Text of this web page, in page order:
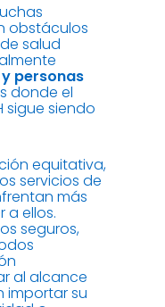
obstáculos
salud
personas
donde el
sigue siendo
equitativa,
servicios de
más
a ellos.
seguros,
al alcance
importar su